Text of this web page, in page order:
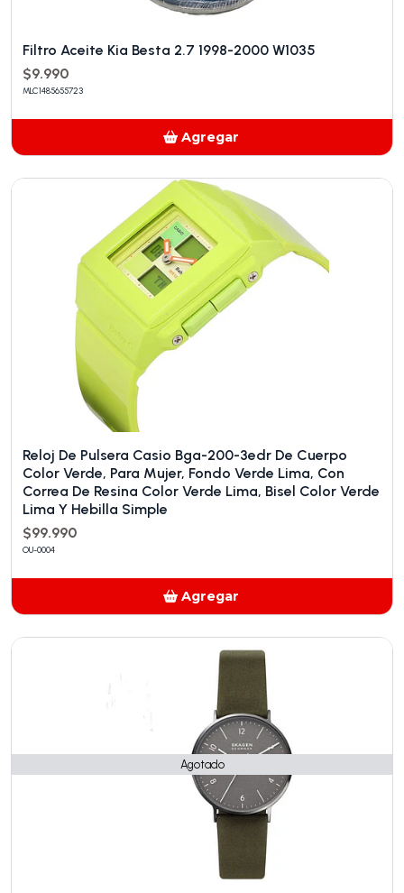
Filtro Aceite Kia Besta 2.7 1998-2000 W1035
$9.990
MLC1485655723
Agregar
Reloj De Pulsera Casio Bga-200-3edr De Cuerpo
Color Verde, Para Mujer, Fondo Verde Lima, Con
Correa De Resina Color Verde Lima, Bisel Color Verde
Lima Y Hebilla Simple
$99.990
OU-0004
Agregar
Agotado